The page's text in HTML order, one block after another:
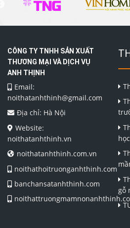
CÔNG TY TNHH SẢN XUẤT
THƯƠNG MẠI VÀ DỊCH VỤ
ANH THỊNH
Email:
noithatanhthinh@gmail.com
Địa chỉ: Hà Nội
Website:
noithatanhthinh.vn
noithatanhthinh.com.vn
noithathoitruonganhthinh.com
banchansatanhthinh.com
học
gỗ